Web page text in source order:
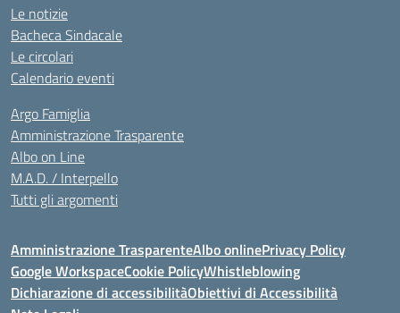
Le notizie
Bacheca Sindacale
Le circolari
Calendario eventi
Argo Famiglia
Amministrazione Trasparente
Albo on Line
M.A.D. / Interpello
Tutti gli argomenti
Amministrazione TrasparenteAlbo onlinePrivacy Policy
Google WorkspaceCookie PolicyWhistleblowing
Dichiarazione di accessibilitàObiettivi di Accessibilità